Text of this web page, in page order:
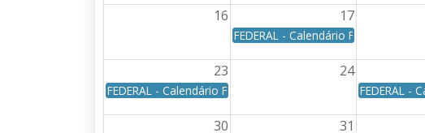
16 17
FEDERAL - Calendário Federal -
23 24
FEDERAL - Calendário Federal - Data de vencimento: Dia 23/
FEDERAL -
30 31